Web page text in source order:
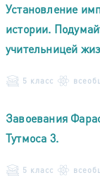
Установление
истории.
учительницей
5 класс
Завоевания
Тутмоса 3.
5 класс